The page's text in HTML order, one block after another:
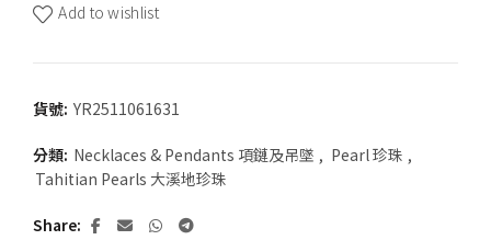
Add to wishlist
貨號: YR2511061631
分類: Necklaces & Pendants 項鏈及吊墜 , Pearl 珍珠 ,
Tahitian Pearls 大溪地珍珠
Share